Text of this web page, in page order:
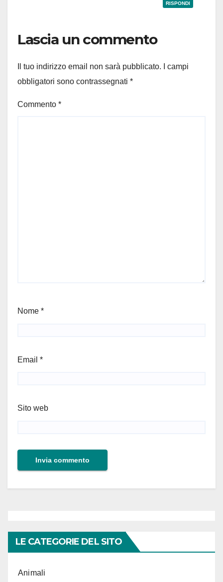
RISPONDI
Lascia un commento
Il tuo indirizzo email non sarà pubblicato.
I campi
obbligatori sono contrassegnati *
Commento *
Nome *
Email *
Sito web
LE CATEGORIE DEL SITO
Animali